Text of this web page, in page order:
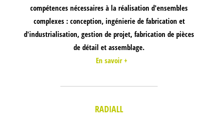
compétences nécessaires à la réalisation d'ensembles
complexes : conception, ingénierie de fabrication et
d'industrialisation, gestion de projet, fabrication de pièces
de détail et assemblage.
En savoir +
RADIALL